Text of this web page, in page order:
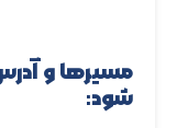
مسیرها و
شود: